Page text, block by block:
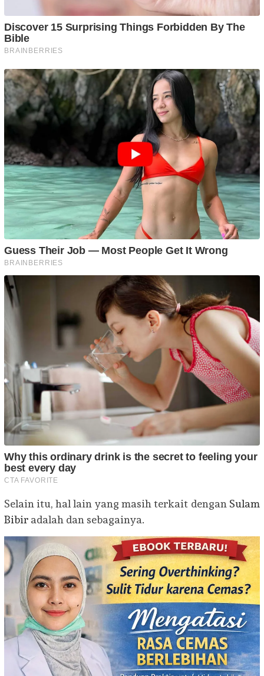
Selain itu, hal lain yang masih terkait dengan Sulam
Bibir adalah dan sebagainya.